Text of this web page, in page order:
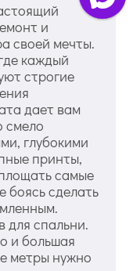
и
своей мечты.
каждый
строгие
дает вам
смело
глубокими
принты,
самые
боясь сделать
для спальни.
и большая
метры нужно